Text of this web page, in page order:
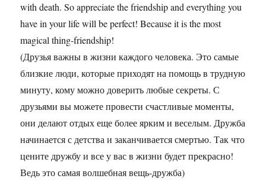
with death. So appreciate the friendship and everything you
have in your life will be perfect! Because it is the most
magical thing-friendship!
(Друзья важны в жизни каждого человека. Это самые
близкие люди, которые приходят на помощь в трудную
минуту, кому можно доверить любые секреты. С
друзьями вы можете провести счастливые моменты,
они делают отдых еще более ярким и веселым. Дружба
начинается с детства и заканчивается смертью. Так что
цените дружбу и все у вас в жизни будет прекрасно!
Ведь это самая волшебная вещь-дружба)